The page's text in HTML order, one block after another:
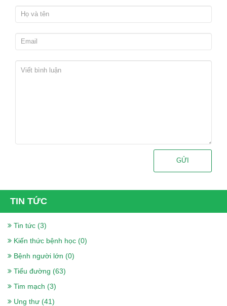
GỬI
TIN TỨC
Tin tức (3)
Kiến thức bệnh học (0)
Bệnh người lớn (0)
Tiểu đường (63)
Tim mạch (3)
Ung thư (41)